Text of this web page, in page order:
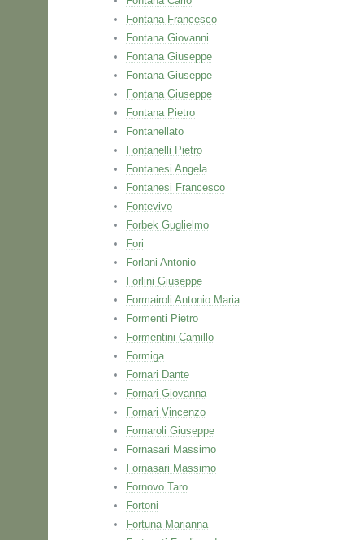
Fontana Francesco
Fontana Giovanni
Fontana Giuseppe
Fontana Giuseppe
Fontana Giuseppe
Fontana Pietro
Fontanellato
Fontanelli Pietro
Fontanesi Angela
Fontanesi Francesco
Fontevivo
Forbek Guglielmo
Fori
Forlani Antonio
Forlini Giuseppe
Formairoli Antonio Maria
Formenti Pietro
Formentini Camillo
Formiga
Fornari Dante
Fornari Giovanna
Fornari Vincenzo
Fornaroli Giuseppe
Fornasari Massimo
Fornasari Massimo
Fornovo Taro
Fortoni
Fortuna Marianna